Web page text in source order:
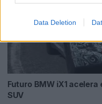
Data Deletion
Futuro BMW iX1 acelera
SUV